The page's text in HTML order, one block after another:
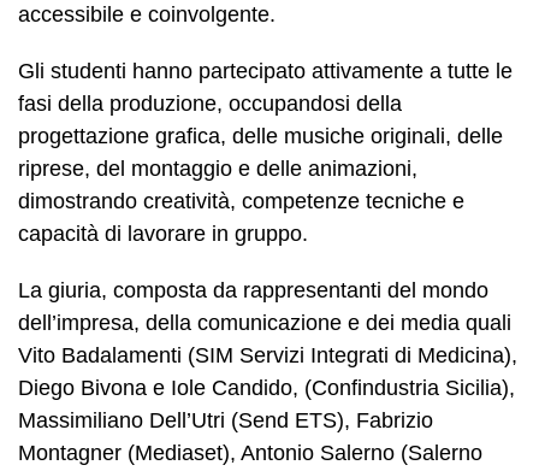
accessibile e coinvolgente.
Gli studenti hanno partecipato attivamente a tutte le
fasi della produzione, occupandosi della
progettazione grafica, delle musiche originali, delle
riprese, del montaggio e delle animazioni,
dimostrando creatività, competenze tecniche e
capacità di lavorare in gruppo.
La giuria, composta da rappresentanti del mondo
dell’impresa, della comunicazione e dei media quali
Vito Badalamenti (SIM Servizi Integrati di Medicina),
Diego Bivona e Iole Candido, (Confindustria Sicilia),
Massimiliano Dell’Utri (Send ETS), Fabrizio
Montagner (Mediaset), Antonio Salerno (Salerno